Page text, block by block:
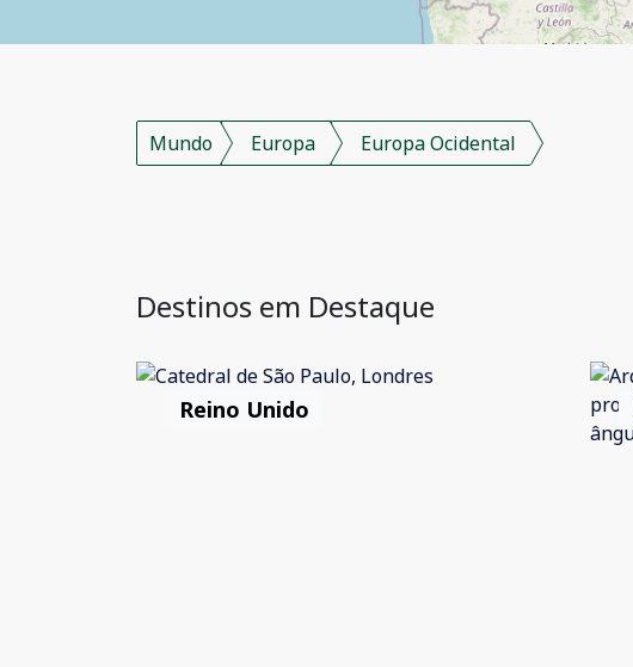
Mundo Europa Europa Ocidental
Destinos em Destaque
Reino Unido